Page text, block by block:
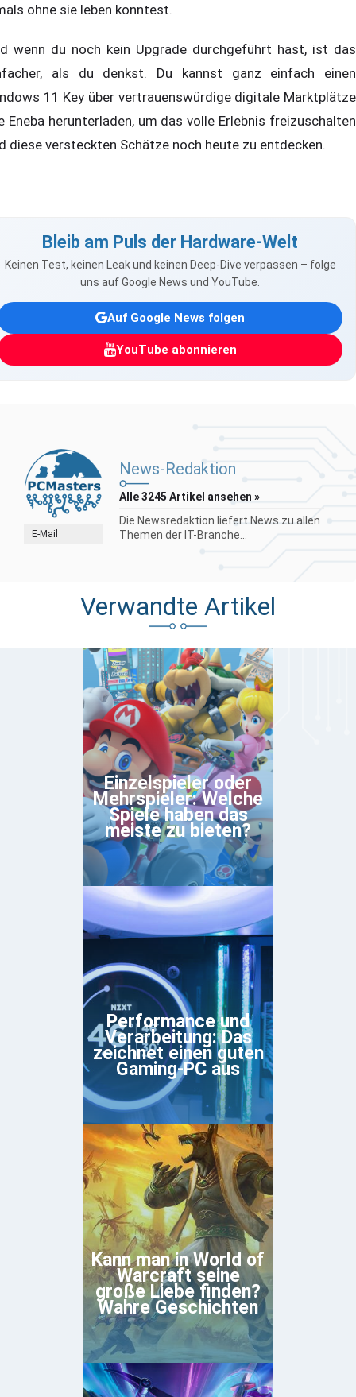
ohne sie leben konntest.
wenn du noch kein Upgrade durchgeführt hast, ist das
als du denkst. Du kannst ganz einfach einen
11 Key über vertrauenswürdige digitale Marktplätze
Eneba herunterladen, um das volle Erlebnis freizuschalten
diese versteckten Schätze noch heute zu entdecken.
Bleib am Puls der Hardware-Welt
Keinen Test, keinen Leak und keinen Deep-Dive verpassen – folge
uns auf Google News und YouTube.
Auf Google News folgen
YouTube abonnieren
E-Mail
News-Redaktion
Alle 3245 Artikel ansehen »
Die Newsredaktion liefert News zu allen
Themen der IT-Branche...
Verwandte Artikel
Einzelspieler oder
Mehrspieler: Welche
Spiele haben das
meiste zu bieten?
Performance und
Verarbeitung: Das
zeichnet einen guten
Gaming-PC aus
Kann man in World of
Warcraft seine
große Liebe finden?
Wahre Geschichten